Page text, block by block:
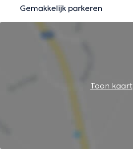
Gemakkelijk parkeren
Toon kaart